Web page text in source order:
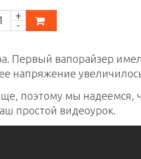
Первый вапорайзер
напряжение
поэтому мы надеемся,
простой видеоурок.